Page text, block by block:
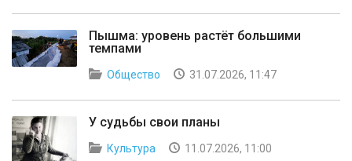
Пышма: уровень растёт большими
темпами
Общество 31.07.2026, 11:47
У судьбы свои планы
Культура 11.07.2026, 11:00